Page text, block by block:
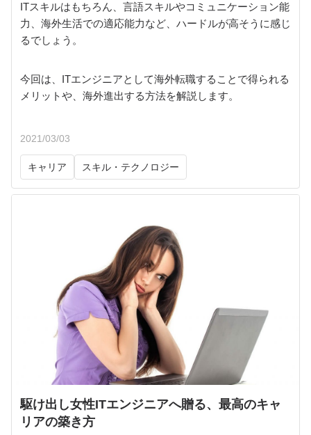
ITスキルはもちろん、言語スキルやコミュニケーション能
力、海外生活での適応能力など、ハードルが高そうに感じ
るでしょう。
今回は、ITエンジニアとして海外転職することで得られる
メリットや、海外進出する方法を解説します。
2021/03/03
キャリア スキル・テクノロジー
駆け出し女性ITエンジニアへ贈る、最高のキャ
リアの築き方